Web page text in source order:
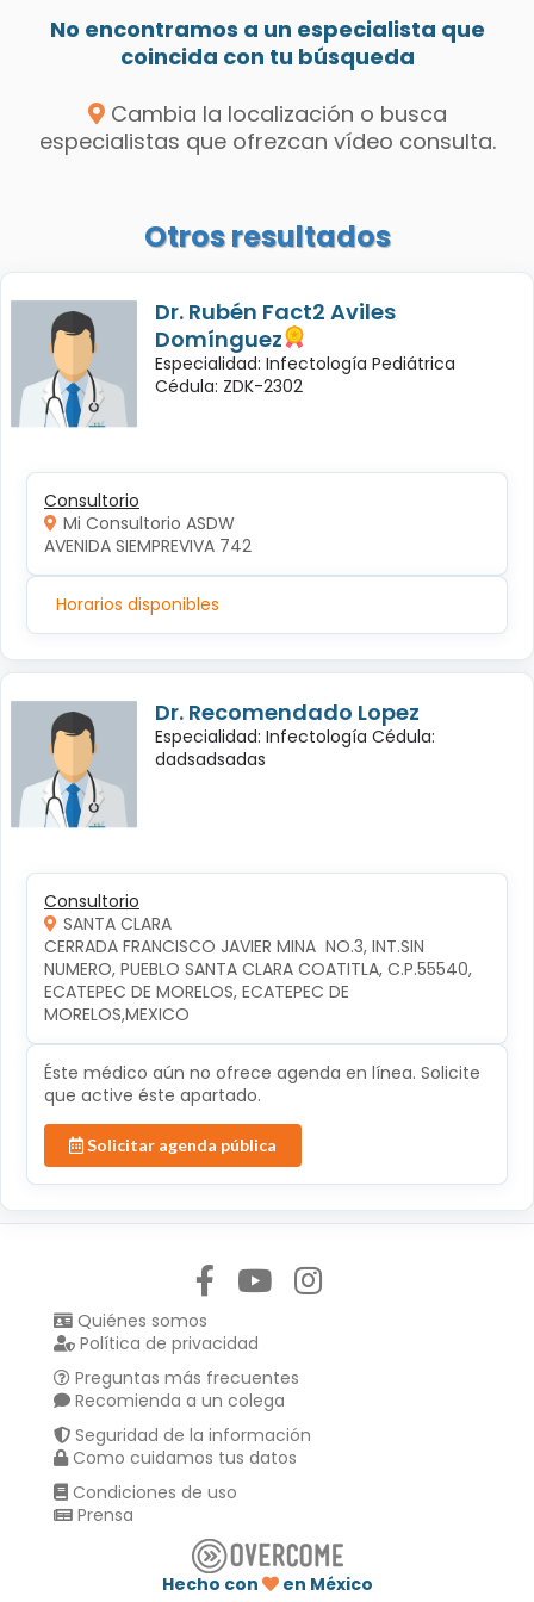
No encontramos a un especialista que
coincida con tu búsqueda
Cambia la localización o busca
especialistas que ofrezcan vídeo consulta.
Otros resultados
Dr. Rubén Fact2 Aviles
Domínguez
Especialidad: Infectología Pediátrica
Cédula: ZDK-2302
Consultorio
Mi Consultorio ASDW
AVENIDA SIEMPREVIVA 742
Horarios disponibles
Dr. Recomendado Lopez
Especialidad: Infectología Cédula:
dadsadsadas
Consultorio
SANTA CLARA
CERRADA FRANCISCO JAVIER MINA  NO.3, INT.SIN
NUMERO, PUEBLO SANTA CLARA COATITLA, C.P.55540,
ECATEPEC DE MORELOS, ECATEPEC DE
MORELOS,MEXICO
Éste médico aún no ofrece agenda en línea. Solicite
que active éste apartado.
Solicitar agenda pública
Quiénes somos
Política de privacidad
Preguntas más frecuentes
Recomienda a un colega
Seguridad de la información
Como cuidamos tus datos
Condiciones de uso
Prensa
Hecho con en México